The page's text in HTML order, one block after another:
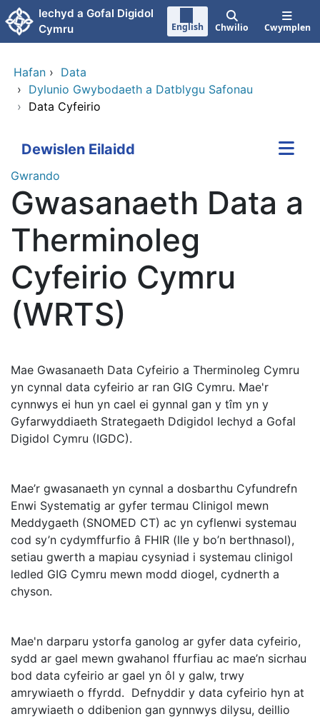
Neidio i'r prif gynnwy
Iechyd a Gofal Digidol
Cymru
English Chwilio Cwymplen
Hafan › Data
› Dylunio Gwybodaeth a Datblygu Safonau
› Data Cyfeirio
Dewislen Eilaidd
Gwrando
Gwasanaeth Data a
Therminoleg
Cyfeirio Cymru
(WRTS)
Mae Gwasanaeth Data Cyfeirio a Therminoleg Cymru
yn cynnal data cyfeirio ar ran GIG Cymru. Mae'r
cynnwys ei hun yn cael ei gynnal gan y tîm yn y
Gyfarwyddiaeth Strategaeth Ddigidol Iechyd a Gofal
Digidol Cymru (IGDC).
Mae’r gwasanaeth yn cynnal a dosbarthu Cyfundrefn
Enwi Systematig ar gyfer termau Clinigol mewn
Meddygaeth (SNOMED CT) ac yn cyflenwi systemau
cod sy’n cydymffurfio â FHIR (lle y bo’n berthnasol),
setiau gwerth a mapiau cysyniad i systemau clinigol
ledled GIG Cymru mewn modd diogel, cydnerth a
chyson.
Mae'n darparu ystorfa ganolog ar gyfer data cyfeirio,
sydd ar gael mewn gwahanol ffurfiau ac mae’n sicrhau
bod data cyfeirio ar gael yn ôl y galw, trwy
amrywiaeth o ffyrdd. Defnyddir y data cyfeirio hyn at
amrywiaeth o ddibenion gan gynnwys dilysu, deillio